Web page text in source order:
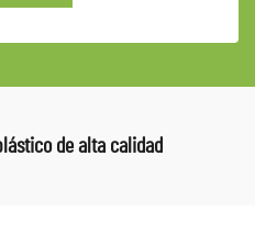
de alta calidad